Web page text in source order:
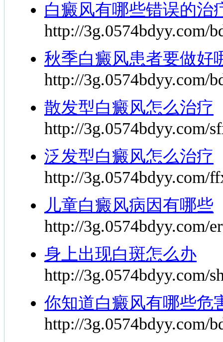
白癜风有哪些错误的治
http://3g.0574bdyy.com/
秋季白癜风患者要做好
http://3g.0574bdyy.com/
散发型白癜风怎么治疗
http://3g.0574bdyy.com/
泛发型白癜风怎么治疗
http://3g.0574bdyy.com/
儿童白癜风病因有哪些
http://3g.0574bdyy.com/
身上出现白斑怎么办
http://3g.0574bdyy.com/
你知道白癜风有哪些危
http://3g.0574bdyy.com/